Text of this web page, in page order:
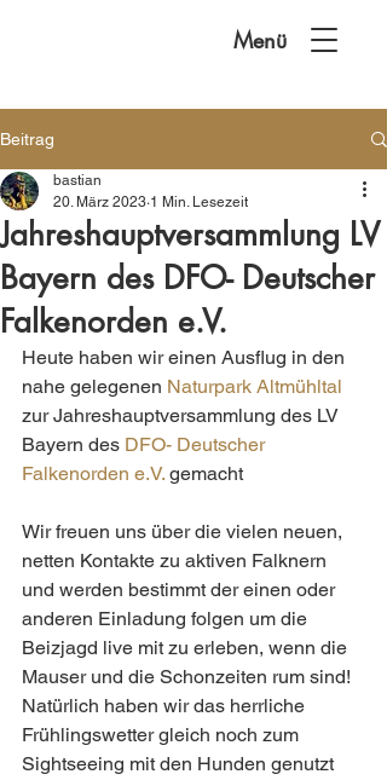
Menü
Beitrag
Jahreshauptversammlung LV
Bayern des DFO- Deutscher
Falkenorden e.V.
bastian
20. März 2023 1 Min. Lesezeit
Heute haben wir einen Ausflug in den
nahe gelegenen Naturpark Altmühltal
zur Jahreshauptversammlung des LV
Bayern des DFO- Deutscher
Falkenorden e.V. gemacht
Wir freuen uns über die vielen neuen,
netten Kontakte zu aktiven Falknern
und werden bestimmt der einen oder
anderen Einladung folgen um die
Beizjagd live mit zu erleben, wenn die
Mauser und die Schonzeiten rum sind!
Natürlich haben wir das herrliche
Frühlingswetter gleich noch zum
Sightseeing mit den Hunden genutzt